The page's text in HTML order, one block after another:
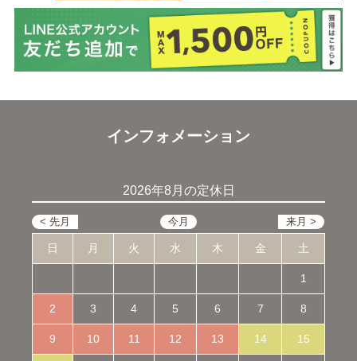
インフォメーション
2026年8月の定休日
日 月 火 水 木 金 土
1
2 3 4 5 6 7 8
9 10 11 12 13 14 15